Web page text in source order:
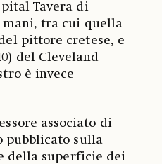
Tavera di
mani, tra cui quella
pittore cretese, e
del Cleveland
è invece
associato di
pubblicato sulla
della superficie dei